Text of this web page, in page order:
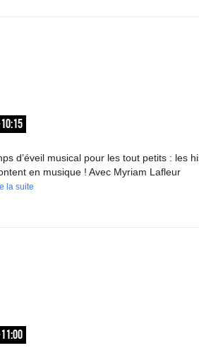
d’éveil musical pour les tout petits : les
en musique ! Avec Myriam Lafleur
la suite